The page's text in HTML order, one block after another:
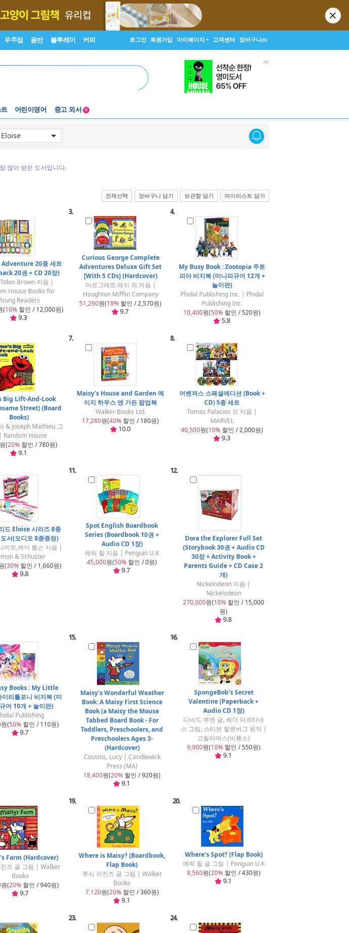
우주점 음반 블루레이 커피 로그인 회원가입 마이페이지 고객센터 장바구니(0)
트
어린이영어
중고 외서
중고 외서
N
많이 받은 도서입니다.
전체선택 장바구니 담기 보관함 담기 마이리스트 담기
20종 세트
20권 + CD 20장)
Brown 지음 |
House Books for
Readers
(10% 할인 / 12,000원)
9.3
3.
Curious George Complete
Adventures Deluxe Gift Set
[With 5 CDs] (Hardcover)
마르그레트 레이 외 지음 |
Houghton Mifflin Company
51,290원(18% 할인 / 2,570원)
9.7
4.
My Busy Book : Zootopia 주토
피아 비지북 (미니피규어 12개 +
놀이판)
Phidal Publishing Inc. | Phidal
Publishing Inc.
10,400원(50% 할인 / 520원)
5.8
Big Lift-And-Look
Street) (Board
Books)
& Joseph Mathieu 그
Random House
원(20% 할인 / 780원)
9.1
7.
Maisy's House and Garden 메
이지 하우스 앤 가든 팝업북
Walker Books Ltd.
17,280원(40% 할인 / 180원)
10.0
8.
어벤져스 스페셜에디션 (Book +
CD) 5종 세트
Tomas Palacios 외 지음 |
MARVEL
40,500원(10% 할인 / 2,000원)
9.3
드 Eloise 시리즈 8종
서(오디오 8종증정)
이트,케이 톰슨 지음 |
& Schuster
(30% 할인 / 1,660원)
9.8
11.
Spot English Boardbook
Series (Boardbook 10권 +
Audio CD 1장)
에릭 힐 지음 | Penguin U.K
45,000원(50% 할인 / 0원)
9.7
12.
Dora the Explorer Full Set
(Storybook 30권 + Audio CD
30장 + Activity Book +
Parents Guide + CD Case 2
개)
Nickelodeon 지음 |
Nickelodeon
270,000원(10% 할인 / 15,000
원)
9.8
Books : My Little
리틀포니 비지북 (미
어 10개 + 놀이판)
Publishing
원(50% 할인 / 110원)
9.7
15.
Maisy's Wonderful Weather
Book: A Maisy First Science
Book (a Maisy the Mouse
Tabbed Board Book - For
Toddlers, Preschoolers, and
Preschoolers Ages 3-
(Hardcover)
Cousins, Lucy | Candlewick
Press (MA)
18,400원(20% 할인 / 920원)
9.1
16.
SpongeBob's Secret
Valentine (Paperback +
Audio CD 1장)
다비드 루멘 글, 헤더 마르티네
스 그림, 스티븐 힐렌버그 원작 |
고릴라박스(비룡소)
9,900원(10%할인 / 550원)
9.1
Farm (Hardcover)
즈 글 그림 | Walker
Books
원(20% 할인 / 940원)
9.7
19.
Where is Maisy? (Boardbook,
Flap Book)
루시 커진즈 글 그림 | Walker
Books
7,120원(20%할인 / 360원)
9.1
20.
Where's Spot? (Flap Book)
에릭 힐 글 그림 | Penguin U.K
8,560원(20%할인 / 430원)
9.1
23. 24.